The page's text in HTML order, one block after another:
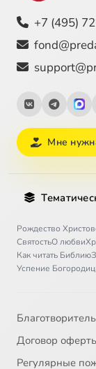
+7 (495)
Мне
Рождество
СвятостьО любви
Как читать Библию
Успение
Договор
Регулярные